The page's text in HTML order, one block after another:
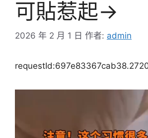
可貼惹起→
2026 年 2 月 1 日 作者: admin